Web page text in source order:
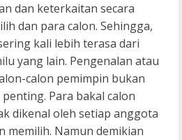
dan keterkaitan secara
dan para calon. Sehingga,
kali lebih terasa dari
yang lain. Pengenalan atau
calon pemimpin bukan
Para bakal calon
dikenal oleh setiap anggota
memilih. Namun demikian